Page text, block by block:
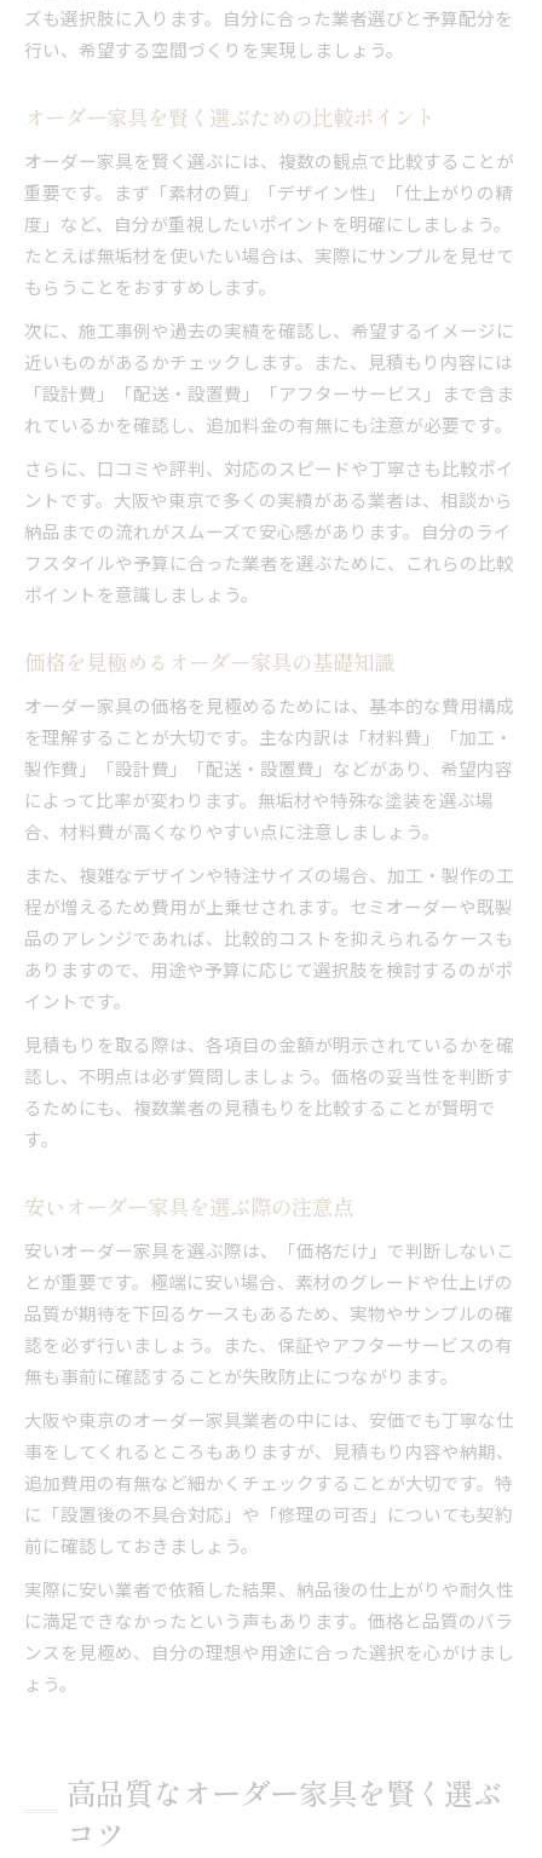
ズも選択肢に入ります。自分に合った業者選びと予算配分を
行い、希望する空間づくりを実現しましょう。
オーダー家具を賢く選ぶための比較ポイント
オーダー家具を賢く選ぶには、複数の観点で比較することが
重要です。まず「素材の質」「デザイン性」「仕上がりの精
度」など、自分が重視したいポイントを明確にしましょう。
たとえば無垢材を使いたい場合は、実際にサンプルを見せて
もらうことをおすすめします。
次に、施工事例や過去の実績を確認し、希望するイメージに
近いものがあるかチェックします。また、見積もり内容には
「設計費」「配送・設置費」「アフターサービス」まで含ま
れているかを確認し、追加料金の有無にも注意が必要です。
さらに、口コミや評判、対応のスピードや丁寧さも比較ポイ
ントです。大阪や東京で多くの実績がある業者は、相談から
納品までの流れがスムーズで安心感があります。自分のライ
フスタイルや予算に合った業者を選ぶために、これらの比較
ポイントを意識しましょう。
価格を見極めるオーダー家具の基礎知識
オーダー家具の価格を見極めるためには、基本的な費用構成
を理解することが大切です。主な内訳は「材料費」「加工・
製作費」「設計費」「配送・設置費」などがあり、希望内容
によって比率が変わります。無垢材や特殊な塗装を選ぶ場
合、材料費が高くなりやすい点に注意しましょう。
また、複雑なデザインや特注サイズの場合、加工・製作の工
程が増えるため費用が上乗せされます。セミオーダーや既製
品のアレンジであれば、比較的コストを抑えられるケースも
ありますので、用途や予算に応じて選択肢を検討するのがポ
イントです。
見積もりを取る際は、各項目の金額が明示されているかを確
認し、不明点は必ず質問しましょう。価格の妥当性を判断す
るためにも、複数業者の見積もりを比較することが賢明で
す。
安いオーダー家具を選ぶ際の注意点
安いオーダー家具を選ぶ際は、「価格だけ」で判断しないこ
とが重要です。極端に安い場合、素材のグレードや仕上げの
品質が期待を下回るケースもあるため、実物やサンプルの確
認を必ず行いましょう。また、保証やアフターサービスの有
無も事前に確認することが失敗防止につながります。
大阪や東京のオーダー家具業者の中には、安価でも丁寧な仕
事をしてくれるところもありますが、見積もり内容や納期、
追加費用の有無など細かくチェックすることが大切です。特
に「設置後の不具合対応」や「修理の可否」についても契約
前に確認しておきましょう。
実際に安い業者で依頼した結果、納品後の仕上がりや耐久性
に満足できなかったという声もあります。価格と品質のバラ
ンスを見極め、自分の理想や用途に合った選択を心がけまし
ょう。
高品質なオーダー家具を賢く選ぶ
コツ